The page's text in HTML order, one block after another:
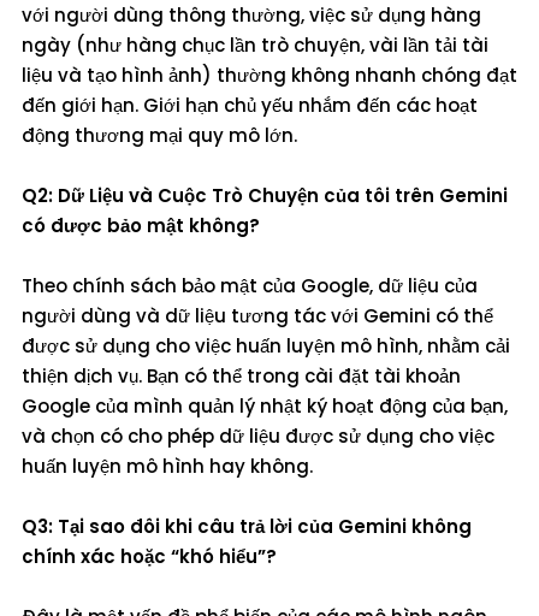
với người dùng thông thường, việc sử dụng hàng
ngày (như hàng chục lần trò chuyện, vài lần tải tài
liệu và tạo hình ảnh) thường không nhanh chóng đạt
đến giới hạn. Giới hạn chủ yếu nhắm đến các hoạt
động thương mại quy mô lớn.
Q2: Dữ Liệu và Cuộc Trò Chuyện của tôi trên Gemini
có được bảo mật không?
Theo chính sách bảo mật của Google, dữ liệu của
người dùng và dữ liệu tương tác với Gemini có thể
được sử dụng cho việc huấn luyện mô hình, nhằm cải
thiện dịch vụ. Bạn có thể trong cài đặt tài khoản
Google của mình quản lý nhật ký hoạt động của bạn,
và chọn có cho phép dữ liệu được sử dụng cho việc
huấn luyện mô hình hay không.
Q3: Tại sao đôi khi câu trả lời của Gemini không
chính xác hoặc “khó hiểu”?